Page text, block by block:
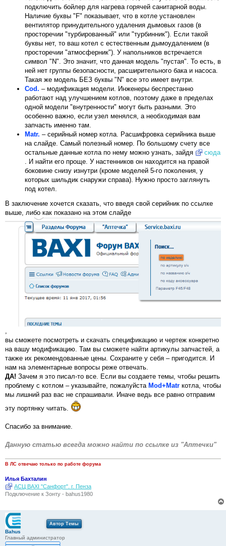
подключить бойлер для нагрева горячей санитарной воды.
Наличие буквы "F" показывает, что в котле установлен
вентилятор принудительного удаления дымовых газов (в
просторечии "турбированный" или "турбинник"). Если такой
буквы нет, то ваш котел с естественным дымоудалением (в
просторечии "атмосферник"). У напольников встречается
символ "N". Это значит, что данная модель "пустая". То есть, в
ней нет группы безопасности, расширительного бака и насоса.
Такая же модель БЕЗ буквы "N" все это имеет внутри.
Cod. – модификация модели. Инженеры беспрестанно
работают над улучшением котлов, поэтому даже в пределах
одной модели "внутренности" могут быть разными. Это
особенно важно, если узел менялся, а необходимая вам
запчасть именно там.
Matr. – серийный номер котла. Расшифровка серийника выше
на слайде. Самый полезный номер. По большому счету все
остальные данные котла по нему можно узнать, зайдя
сюда
. И найти его проще. У настенников он находится на правой
боковине снизу изнутри (кроме моделей 5-го поколения, у
которых шильдик снаружи справа). Нужно просто заглянуть
под котел.
В заключение хочется сказать, что введя свой серийник по ссылке
выше, либо как показано на этом слайде
,
вы сможете посмотреть и скачать спецификацию и чертеж конкретно
на вашу модификацию. Там вы сможете найти артикулы запчастей, а
также их рекомендованные цены. Сохраните у себя – пригодится. И
нам на элементарные вопросы реже отвечать.
ДА! Зачем я это писал-то все. Если вы создаете темы, чтобы решить
проблему с котлом – указывайте, пожалуйста Mod+Matr котла, чтобы
мы лишний раз вас не спрашивали. Иначе ведь все равно отправим
эту портянку читать.
Спасибо за внимание.
Данную статью всегда можно найти по ссылке из "Аптечки"
В ЛС отвечаю только по работе форума
Илья Бахталин
АСЦ BAXI "Санфорт". г. Пенза
Подключение к Зонту - bahus1980
Автор Темы
Bahus
Главный администратор